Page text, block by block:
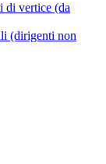
di vertice (da
(dirigenti non